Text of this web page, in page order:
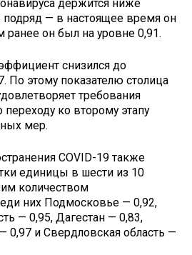
держится ниже
— в настоящее время он
ранее он был на уровне 0,91.
снизился до
По этому показателю столица
требования
ко второму этапу
мер.
COVID-19 также
единицы в шести из 10
количеством
них Подмосковье — 0,92,
— 0,95, Дагестан — 0,83,
0,97 и Свердловская область —